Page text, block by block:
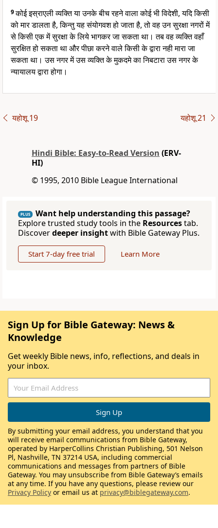
9कोई इस्राएली व्यक्ति या उनके बीच रहने वाला कोई भी विदेशी, यदि किसी
को मार डालता है, किन्तु यह संयोगवश हो जाता है, तो वह उन सुरक्षा नगरों में
से किसी एक में सुरक्षा के लिये भागकर जा सकता था। तब वह व्यक्ति वहाँ
सुरक्षित हो सकता था और पीछा करने वाले किसी के द्वारा नही मारा जा
सकता था। उस नगर में उस व्यक्ति के मुकदमे का निबटारा उस नगर के
न्यायालय द्वारा होगा।
यहोशू 19 यहोशू 21
Hindi Bible: Easy-to-Read Version (ERV-
HI)
© 1995, 2010 Bible League International
PLUS
Want help understanding this passage?
Explore trusted study tools in the Resourcestab.
Discoverdeeper insightwith Bible Gateway Plus.
Start 7-day free trial Learn More
Sign Up for Bible Gateway: News &
Knowledge
Get weekly Bible news, info, reflections, and deals in
your inbox.
By submitting your email address, you understand that you
will receive email communications from Bible Gateway,
operated by HarperCollins Christian Publishing, 501 Nelson
Pl, Nashville, TN 37214 USA, including commercial
communications and messages from partners of Bible
Gateway. You may unsubscribe from Bible Gateway’s emails
at any time. If you have any questions, please review our
Privacy Policy or email us at privacy@biblegateway.com.